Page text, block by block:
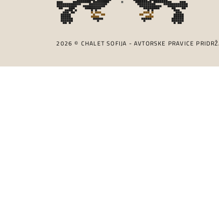
2026 © CHALET SOFIJA - AVTORSKE PRAVICE